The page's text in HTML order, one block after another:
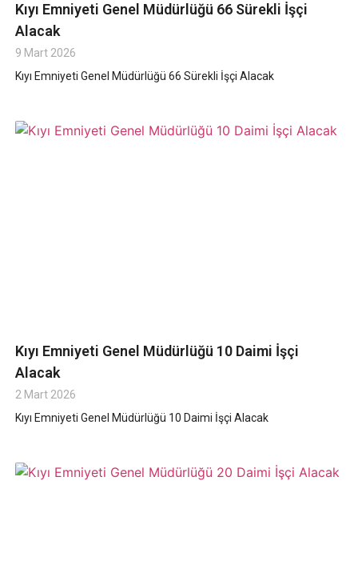
Kıyı Emniyeti Genel Müdürlüğü 66 Sürekli İşçi
Alacak
9 Mart 2026
Kıyı Emniyeti Genel Müdürlüğü 66 Sürekli İşçi Alacak
Kıyı Emniyeti Genel Müdürlüğü 10 Daimi İşçi
Alacak
2 Mart 2026
Kıyı Emniyeti Genel Müdürlüğü 10 Daimi İşçi Alacak